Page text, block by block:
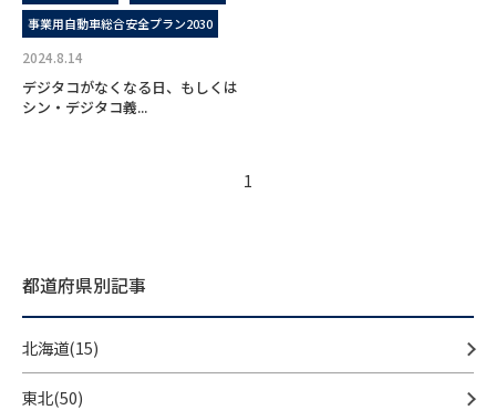
事業用自動車総合安全プラン2030
2024.8.14
デジタコがなくなる日、もしくは
シン・デジタコ義...
1
都道府県別記事
北海道(15)
東北(50)